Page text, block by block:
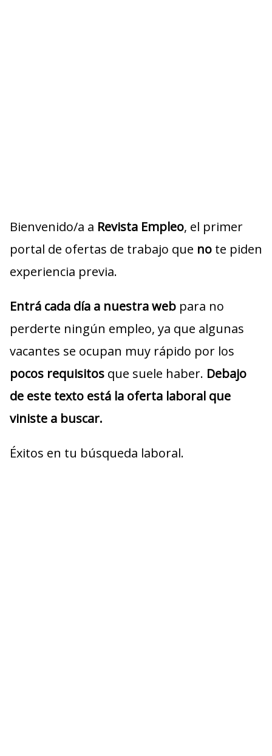
Bienvenido/a a Revista Empleo, el primer
portal de ofertas de trabajo que no te piden
experiencia previa.
Entrá cada día a nuestra web para no
perderte ningún empleo, ya que algunas
vacantes se ocupan muy rápido por los
pocos requisitos que suele haber. Debajo
de este texto está la oferta laboral que
viniste a buscar.
Éxitos en tu búsqueda laboral.